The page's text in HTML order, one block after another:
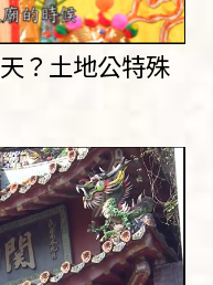
？土地公特殊